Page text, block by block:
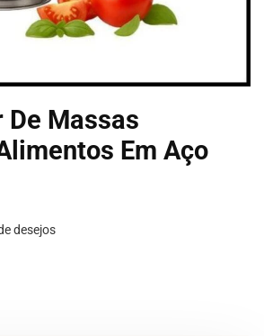
De Massas
Em Aço
desejos